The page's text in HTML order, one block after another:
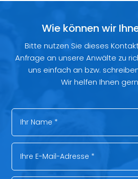
Wie können wir
Bitte nutzen Sie dieses
Anfrage an unsere Anwälte zu
uns einfach an bzw.
Wir helfen Ihnen